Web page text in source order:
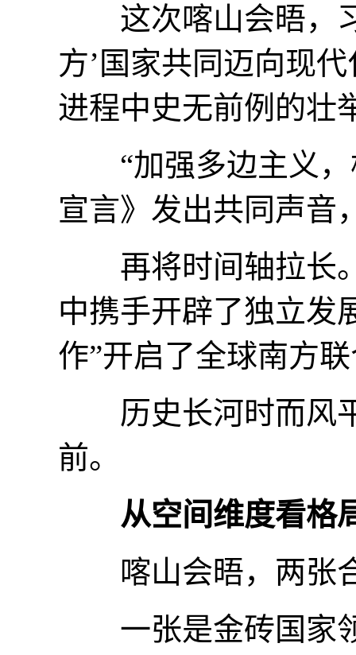
这次喀山会晤，习
方’国家共同迈向现
进程中史无前例的壮
“加强多边主义，
宣言》发出共同声音
再将时间轴拉长。
中携手开辟了独立发
作”开启了全球南方
历史长河时而风平
前。
从空间维度看格
喀山会晤，两张合
一张是金砖国家领